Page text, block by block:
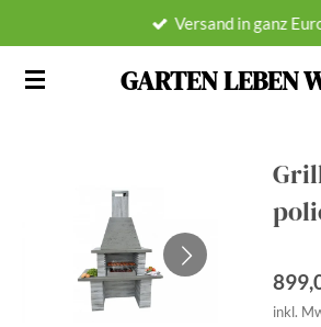
springen
GARTEN LEBEN
Versand in ganz
inkl.